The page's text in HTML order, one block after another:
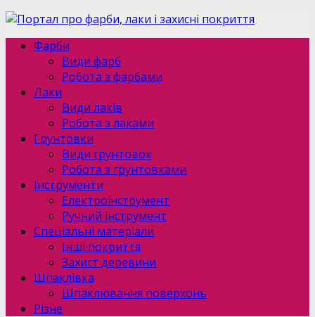
Фарби
Види фарб
Робота з фарбами
Лаки
Види лаків
Робота з лаками
Грунтовки
Види грунтовок
Робота з грунтовками
Інструменти
Електроінструмент
Ручний інструмент
Спеціальні матеріали
Інші покриття
Захист деревини
Шпаклівка
Шпаклювання поверхонь
Різне